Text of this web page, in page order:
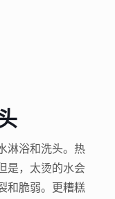
淋浴和洗头。热
是，太烫的水会
和脆弱。更糟糕